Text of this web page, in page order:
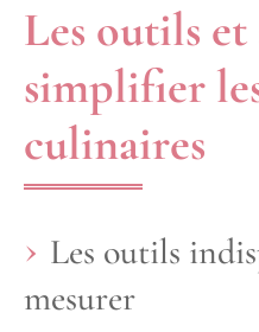
Les outils
simplifier
culinaires
Les outils
mesurer